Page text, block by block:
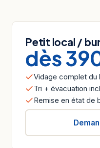
Petit local /
dès
Vidage complet du
Tri + évacuation
Remise en état de